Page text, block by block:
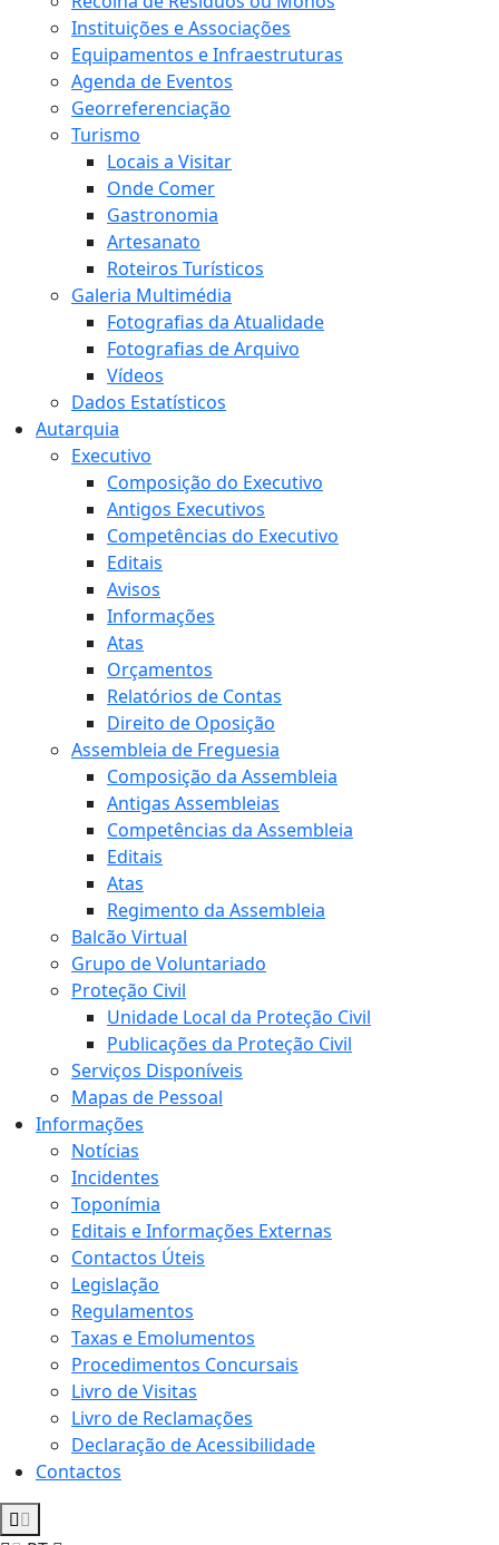
Instituições e Associações
Equipamentos e Infraestruturas
Agenda de Eventos
Georreferenciação
Turismo
Locais a Visitar
Onde Comer
Gastronomia
Artesanato
Roteiros Turísticos
Galeria Multimédia
Fotografias da Atualidade
Fotografias de Arquivo
Vídeos
Dados Estatísticos
Autarquia
Executivo
Composição do Executivo
Antigos Executivos
Competências do Executivo
Editais
Avisos
Informações
Atas
Orçamentos
Relatórios de Contas
Direito de Oposição
Assembleia de Freguesia
Composição da Assembleia
Antigas Assembleias
Competências da Assembleia
Editais
Atas
Regimento da Assembleia
Balcão Virtual
Grupo de Voluntariado
Proteção Civil
Unidade Local da Proteção Civil
Publicações da Proteção Civil
Serviços Disponíveis
Mapas de Pessoal
Informações
Notícias
Incidentes
Toponímia
Editais e Informações Externas
Contactos Úteis
Legislação
Regulamentos
Taxas e Emolumentos
Procedimentos Concursais
Livro de Visitas
Livro de Reclamações
Declaração de Acessibilidade
Contactos